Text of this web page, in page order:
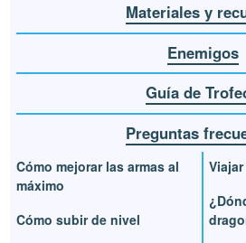
Materiales y
Enemigos
Guía de
Preguntas
Cómo mejorar las armas al
máximo
Cómo subir de nivel